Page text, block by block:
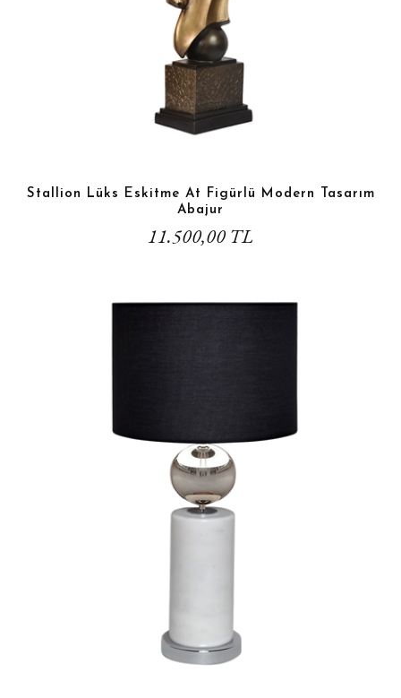
Stallion Lüks Eskitme At Figürlü Modern Tasarım
Abajur
11.500,00 TL